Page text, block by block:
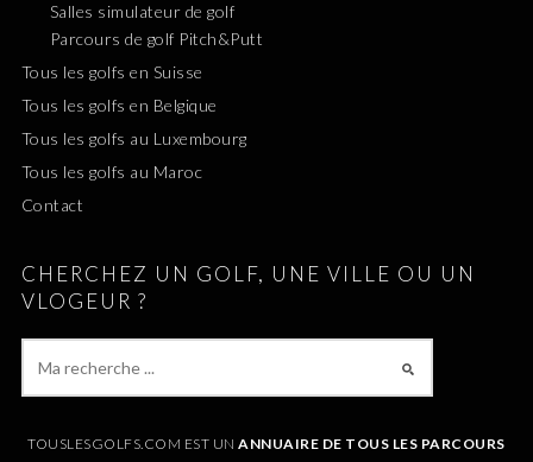
Salles simulateur de golf
Parcours de golf Pitch&Putt
Tous les golfs en Suisse
Tous les golfs en Belgique
Tous les golfs au Luxembourg
Tous les golfs au Maroc
Contact
CHERCHEZ UN GOLF, UNE VILLE OU UN
VLOGEUR ?
TOUSLESGOLFS.COM EST UNANNUAIRE DE TOUS LES PARCOURS